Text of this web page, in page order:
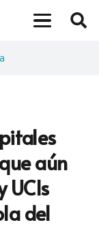
aún
UCIs
del